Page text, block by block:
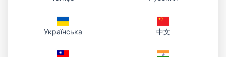
JPG, PNG, WEBP, GIF. Ang result ay laging na-
download bilang PNG na may transparent na
background.
Українська 中文